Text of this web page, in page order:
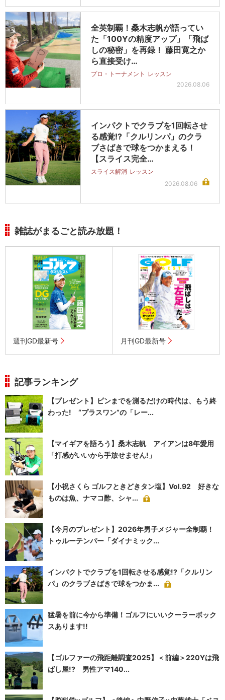
全英制覇！桑木志帆が語ってい
た「100Yの精度アップ」「飛ば
しの秘密」を再録！ 藤田寛之か
ら直接受け…
プロ・トーナメント レッスン
2026.08.06
インパクトでクラブを1回転させ
る感覚!?「クルリンパ」のクラ
ブさばきで球をつかまえる！
【スライス完全…
スライス解消 レッスン
2026.08.06
雑誌がまるごと読み放題！
週刊GD最新号 月刊GD最新号
記事ランキング
【プレゼント】ピンまでを測るだけの時代は、もう終
わった! “プラスワン”の「レー...
【マイギアを語ろう】桑木志帆 アイアンは8年愛用
「打感がいいから手放せません!」
【小祝さくら ゴルフときどきタン塩】Vol.92 好きな
ものは魚、ナマコ酢、シャ...
【今月のプレゼント】2026年男子メジャー全制覇！
トゥルーテンパー「ダイナミック...
インパクトでクラブを1回転させる感覚!?「クルリン
パ」のクラブさばきで球をつかま...
猛暑を前に今から準備！ゴルフにいいクーラーボック
スあります!!
【ゴルファーの飛距離調査2025】＜前編＞220Yは飛
ばし屋!? 男性アマ140...